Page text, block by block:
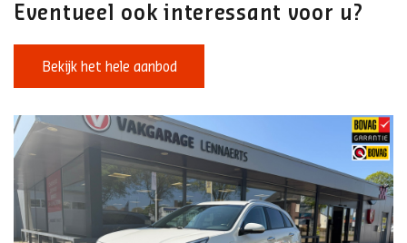
Eventueel ook interessant voor u?
Bekijk het hele aanbod